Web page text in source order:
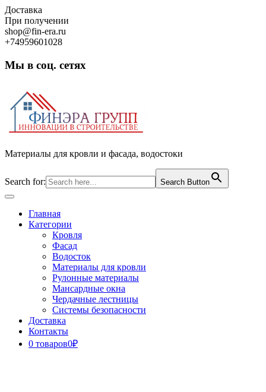
Skip
to
content
Доставка
При получении
shop@fin-era.ru
+74959601028
Мы в соц. сетях
Материалы для кровли и фасада, водостоки
Search for: Search Button
Open
ButtonГлавная
Категории
Кровля
Фасад
Водосток
Материалы для кровли
Рулонные материалы
Мансардные окна
Чердачные лестницы
Системы безопасности
Доставка
Контакты
0 товаров0₽